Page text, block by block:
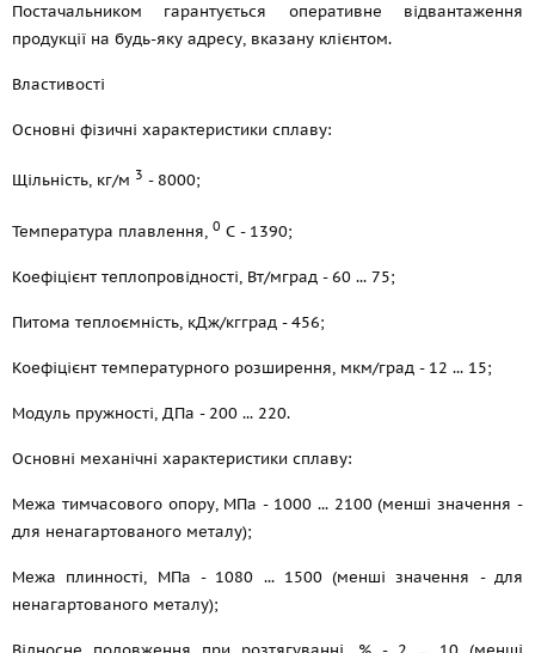
Постачальником гарантується оперативне відвантаження
продукції на будь-яку адресу, вказану клієнтом.
Властивості
Основні фізичні характеристики сплаву:
Щільність, кг/м 3 - 8000;
Температура плавлення, 0 С - 1390;
Коефіцієнт теплопровідності, Вт/мград - 60 ... 75;
Питома теплоємність, кДж/кгград - 456;
Коефіцієнт температурного розширення, мкм/град - 12 ... 15;
Модуль пружності, ДПа - 200 ... 220.
Основні механічні характеристики сплаву:
Межа тимчасового опору, МПа - 1000 ... 2100 (менші значення -
для ненагартованого металу);
Межа плинності, МПа - 1080 ... 1500 (менші значення - для
ненагартованого металу);